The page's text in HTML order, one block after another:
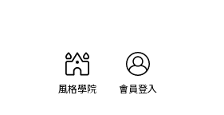
風格學院 會員登入